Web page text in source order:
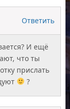
Ответить
И ещё
что ты
прислать
?